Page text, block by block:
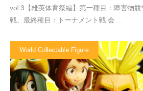
vol.3【雄英体育祭編】第一種目：障害物
戦、最終種目：トーナメント戦 会…
World Collectable Figure